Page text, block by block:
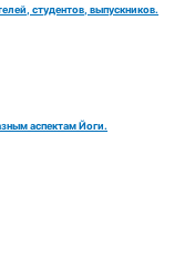
студентов, выпускников.
аспектам Йоги.